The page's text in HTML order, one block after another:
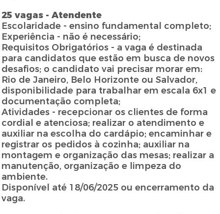
25 vagas - Atendente
Escolaridade - ensino fundamental completo;
Experiência - não é necessário;
Requisitos Obrigatórios - a vaga é destinada
para candidatos que estão em busca de novos
desafios; o candidato vai precisar morar em:
Rio de Janeiro, Belo Horizonte ou Salvador,
disponibilidade para trabalhar em escala 6x1 e
documentação completa;
Atividades - recepcionar os clientes de forma
cordial e atenciosa; realizar o atendimento e
auxiliar na escolha do cardápio; encaminhar e
registrar os pedidos à cozinha; auxiliar na
montagem e organização das mesas; realizar a
manutenção, organização e limpeza do
ambiente.
Disponível até 18/06/2025 ou encerramento da
vaga.